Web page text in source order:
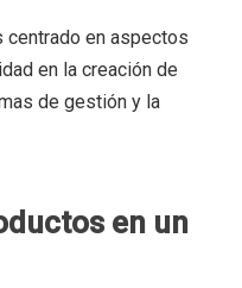
centrado en aspectos
en la creación de
de gestión y la
en un